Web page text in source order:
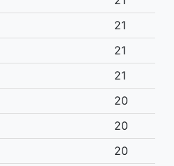
21
21
21
20
20
20